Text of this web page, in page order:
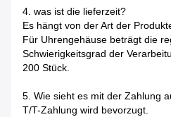
4. was ist die lieferzeit?
Es hängt von der Art der
Für Uhrengehäuse beträgt die
Schwierigkeitsgrad der
200 Stück.
5. Wie sieht es mit der Zahlung
T/T-Zahlung wird bevorzugt.